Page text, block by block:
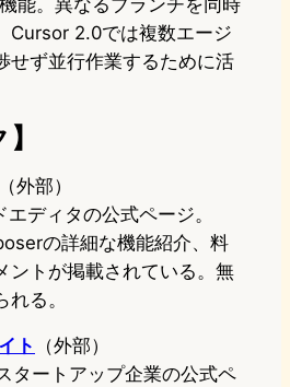
能。異なるブランチを同時
Cursor 2.0では複数エージ
せず並行作業するために活
（外部）
ディタの公式ページ。
の詳細な機能紹介、料
ントが掲載されている。無
る。
ト
（外部）
タートアップ企業の公式ペ